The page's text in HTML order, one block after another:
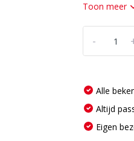
Toon meer
-
Alle
Altijd
Eigen